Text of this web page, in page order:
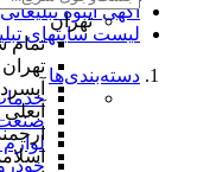
تهران
تمام
تهران
آبسرد
آبعلی
آگهی انبوه تبلیغاتی
لیست سایتهای
دسته‌بندی‌ها